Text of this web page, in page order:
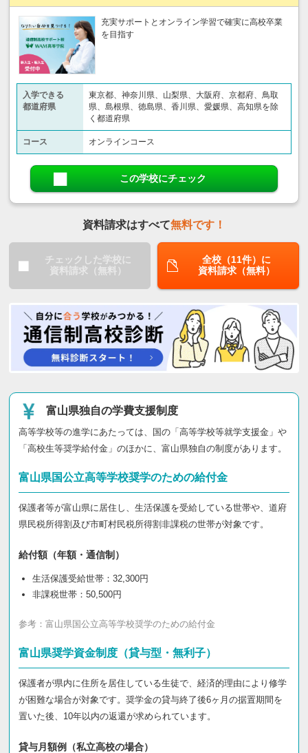
充実サポートとオンライン学習で確実に高校卒業
を目指す
入学できる
都道府県
東京都、神奈川県、山梨県、大阪府、京都府、鳥取
県、島根県、徳島県、香川県、愛媛県、高知県を除
く都道府県
コース オンラインコース
この学校にチェック
資料請求はすべて無料です！
チェックした学校に
資料請求（無料）
全校（11件）に
資料請求（無料）
富山県独自の学費支援制度
高等学校等の進学にあたっては、国の「高等学校等就学支援金」や
「高校生等奨学給付金」のほかに、富山県独自の制度があります。
富山県国公立高等学校奨学のための給付金
保護者等が富山県に居住し、生活保護を受給している世帯や、道府
県民税所得割及び市町村民税所得割非課税の世帯が対象です。
給付額（年額・通信制）
生活保護受給世帯：32,300円
非課税世帯：50,500円
参考： 富山県国公立高等学校奨学のための給付金
富山県奨学資金制度（貸与型・無利子）
保護者が県内に住所を居住している生徒で、経済的理由により修学
が困難な場合が対象です。奨学金の貸与終了後6ヶ月の据置期間を
置いた後、10年以内の返還が求められています。
貸与月額例（私立高校の場合）